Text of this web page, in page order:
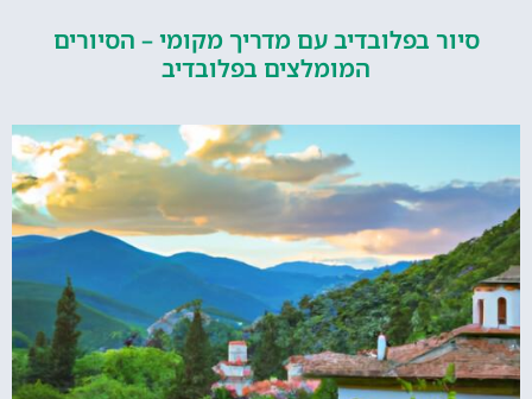
בפלובדיב עם מדריך מקומי – הסיורים
המומלצים בפלובדיב